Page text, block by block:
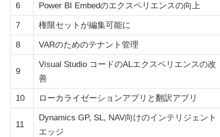
6 Power BI Embedのエクスペリエンスの向上
7 権限セットが編集可能に
8 VARのためのテナント管理
9
Visual Studio コードのALエクスペリエンスの改
善
10 ローカライゼーションアプリと翻訳アプリ
11
Dynamics GP, SL, NAV向けのインテリジェント
エッジ